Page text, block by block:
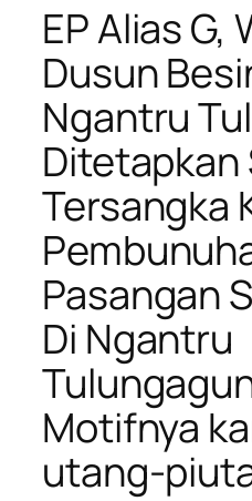
EP Alias G,
Dusun
Ngantru
Ditetapkan
Tersangka
Pasangan
Di Ngantru
Motifnya
utang-